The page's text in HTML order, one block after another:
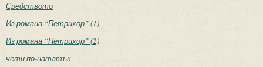
Средството
Из романа “Петрихор” (1)
Из романа “Петрихор” (2)
чети по-нататък